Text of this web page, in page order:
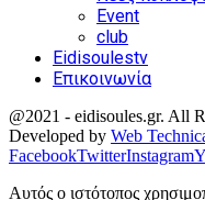
Event
club
Eidisoulestv
Επικοινωνία
@2021 - eidisoules.gr. All
Developed by Web
FacebookTwitterInstagram
Αυτός ο ιστότοπος